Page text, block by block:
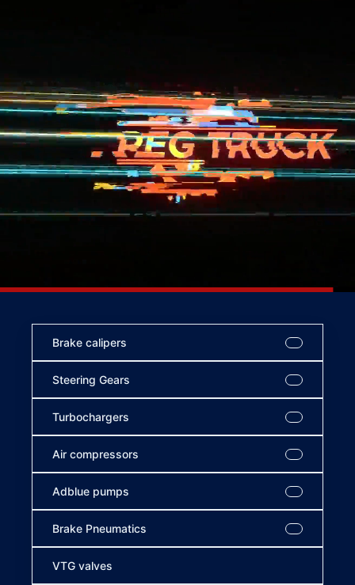
Brake calipers
Steering Gears
Turbochargers
Air compressors
Adblue pumps
Brake Pneumatics
VTG valves